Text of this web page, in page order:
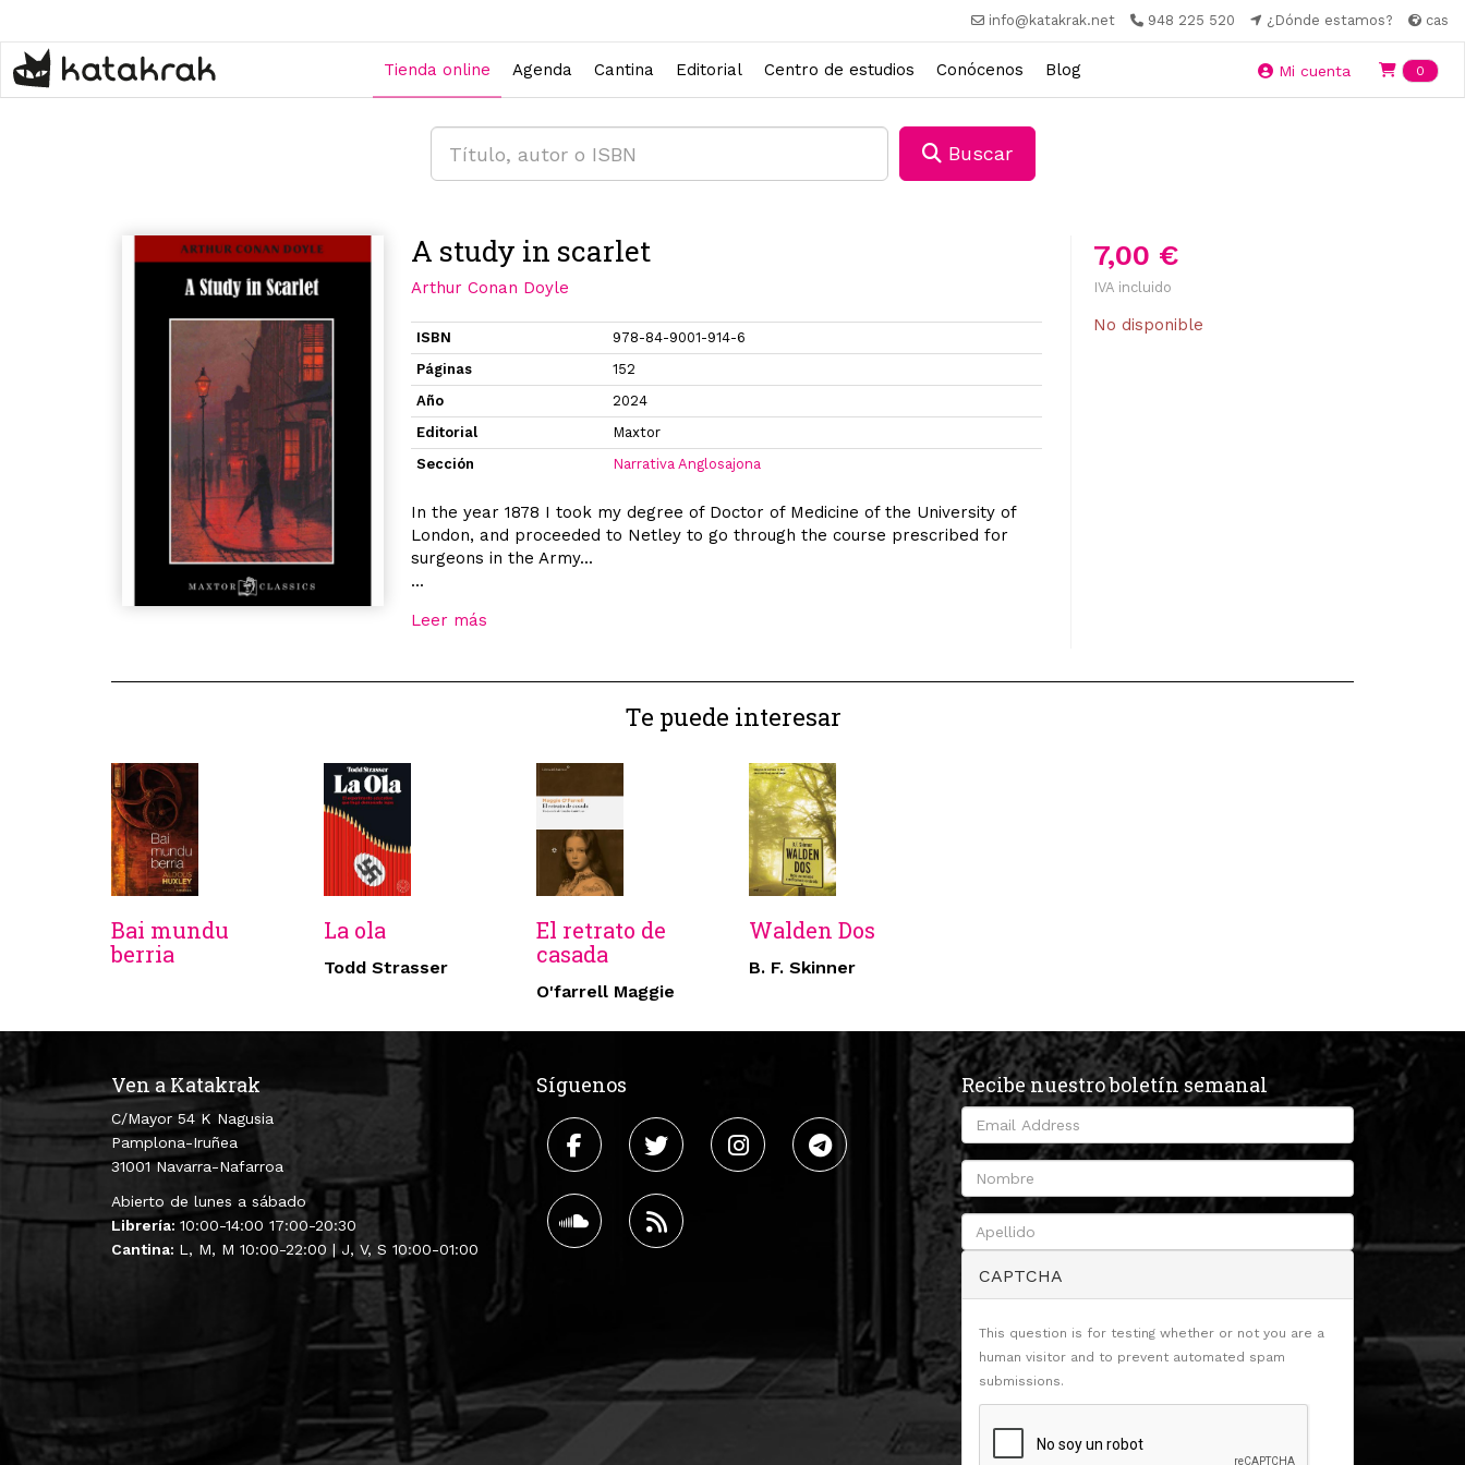
contenido
principal
info@katakrak.net 948 225 520 ¿Dónde estamos? cas
Tienda online Agenda Cantina Editorial Centro de estudios Conócenos Blog Mi cuenta 0
Buscar
7,00 €
IVA incluido
No disponible
A study in scarlet
Arthur Conan Doyle
ISBN
978-84-9001-914-6
Páginas
152
Año
2024
Editorial
Maxtor
Sección
Narrativa Anglosajona
In the year 1878 I took my degree of Doctor of Medicine of the University of
London, and proceeded to Netley to go through the course prescribed for
surgeons in the Army...
...
Leer más
Te puede interesar
Bai mundu
berria
La ola
Todd Strasser
El retrato de
casada
O'farrell Maggie
Walden Dos
B. F. Skinner
Ven a Katakrak
C/Mayor 54 K Nagusia
Pamplona-Iruñea
31001 Navarra-Nafarroa
Abierto de lunes a sábado
Librería: 10:00-14:00 17:00-20:30
Cantina: L, M, M 10:00-22:00 | J, V, S 10:00-01:00
Síguenos Recibe nuestro boletín semanal
CAPTCHA
This question is for testing whether or not you are a
human visitor and to prevent automated spam
submissions.